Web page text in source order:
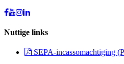
Nuttige links
SEPA-incassomachtiging